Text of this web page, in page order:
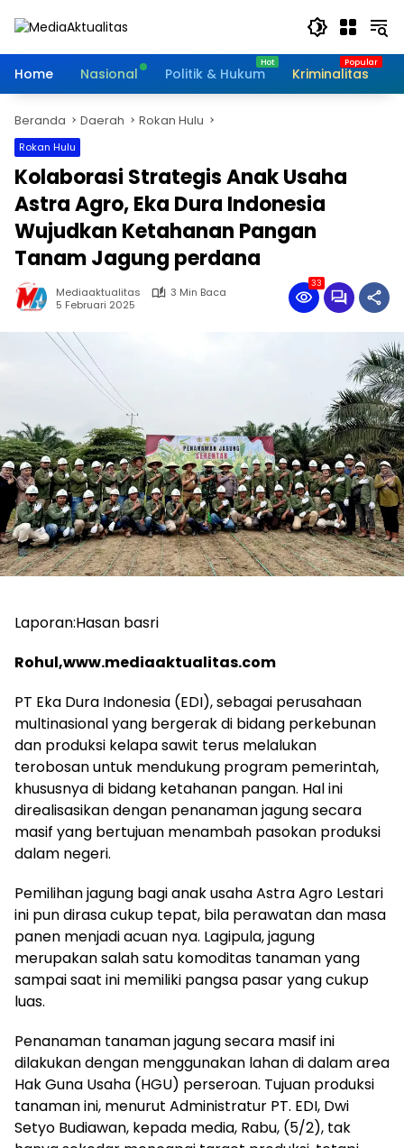
Home
Nasional Politik & Hukum Kriminalitas
Beranda Daerah Rokan Hulu
Rokan Hulu
Kolaborasi Strategis Anak Usaha
Astra Agro, Eka Dura Indonesia
Wujudkan Ketahanan Pangan
Tanam Jagung perdana
Mediaaktualitas
3 Min Baca
5 Februari 2025
33
Laporan:Hasan basri
Rohul,www.mediaaktualitas.com
PT Eka Dura Indonesia (EDI), sebagai perusahaan
multinasional yang bergerak di bidang perkebunan
dan produksi kelapa sawit terus melalukan
terobosan untuk mendukung program pemerintah,
khususnya di bidang ketahanan pangan. Hal ini
direalisasikan dengan penanaman jagung secara
masif yang bertujuan menambah pasokan produksi
dalam negeri.
Pemilihan jagung bagi anak usaha Astra Agro Lestari
ini pun dirasa cukup tepat, bila perawatan dan masa
panen menjadi acuan nya. Lagipula, jagung
merupakan salah satu komoditas tanaman yang
sampai saat ini memiliki pangsa pasar yang cukup
luas.
Penanaman tanaman jagung secara masif ini
dilakukan dengan menggunakan lahan di dalam area
Hak Guna Usaha (HGU) perseroan. Tujuan produksi
tanaman ini, menurut Administratur PT. EDI, Dwi
Setyo Budiawan, kepada media, Rabu, (5/2), tak